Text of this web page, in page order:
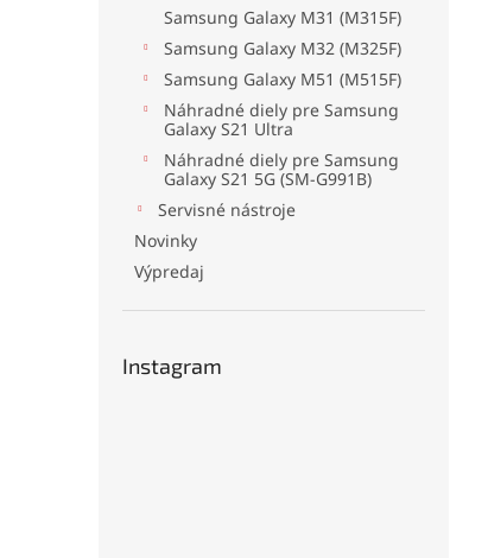
Samsung Galaxy M31 (M315F)
Samsung Galaxy M32 (M325F)
Samsung Galaxy M51 (M515F)
Náhradné diely pre Samsung
Galaxy S21 Ultra
Náhradné diely pre Samsung
Galaxy S21 5G (SM-G991B)
Servisné nástroje
Novinky
Výpredaj
Instagram